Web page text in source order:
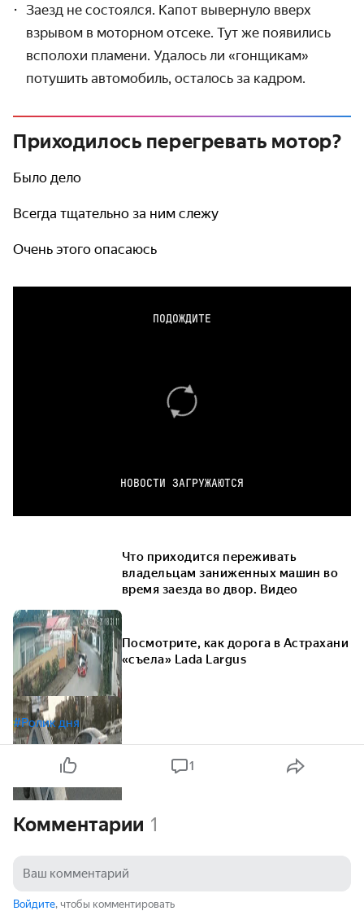
Заезд не состоялся. Капот вывернуло вверх
взрывом в моторном отсеке. Тут же появились
всполохи пламени. Удалось ли «гонщикам»
потушить автомобиль, осталось за кадром.
Приходилось перегревать мотор?
Было дело
Всегда тщательно за ним слежу
Очень этого опасаюсь
ПОДОЖДИТЕ
НОВОСТИ ЗАГРУЖАЮТСЯ
Что приходится переживать
владельцам заниженных машин во
время заезда во двор. Видео
Посмотрите, как дорога в Астрахани
«съела» Lada Largus
#Ролик дня
1
Комментарии 1
Войдите, чтобы комментировать